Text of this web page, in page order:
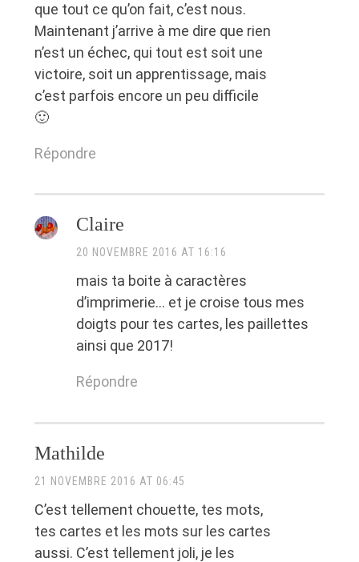
que tout ce qu’on fait, c’est nous.
Maintenant j’arrive à me dire que rien
n’est un échec, qui tout est soit une
victoire, soit un apprentissage, mais
c’est parfois encore un peu difficile
🙂
Répondre
Claire
20 NOVEMBRE 2016 AT 16:16
mais ta boite à caractères
d’imprimerie… et je croise tous mes
doigts pour tes cartes, les paillettes
ainsi que 2017!
Répondre
Mathilde
21 NOVEMBRE 2016 AT 06:45
C’est tellement chouette, tes mots,
tes cartes et les mots sur les cartes
aussi. C’est tellement joli, je les